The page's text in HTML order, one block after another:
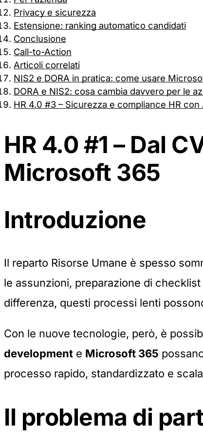
Privacy e sicurezza
Estensione: ranking automatico candidati
Conclusione
Call-to-Action
Articoli correlati
NIS2 e DORA in pratica: come usare
DORA e NIS2: cosa cambia davvero per le
HR 4.0 #3 – Sicurezza e compliance HR
HR 4.0 #1 – Dal
Microsoft 365
Introduzione
Il reparto Risorse Umane è spesso
le assunzioni, preparazione di
differenza, questi processi lenti
Con le nuove tecnologie, però, è
development e Microsoft 365
processo rapido, standardizzato e
Il problema di